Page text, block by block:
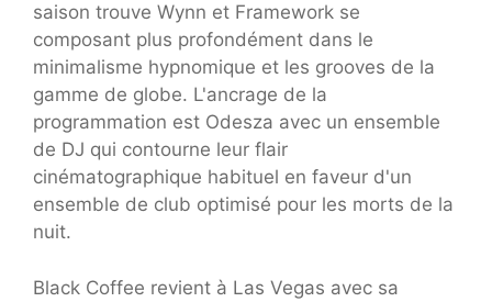
saison trouve Wynn et Framework se
composant plus profondément dans le
minimalisme hypnomique et les grooves de la
gamme de globe. L'ancrage de la
programmation est Odesza avec un ensemble
de DJ qui contourne leur flair
cinématographique habituel en faveur d'un
ensemble de club optimisé pour les morts de la
nuit.
Black Coffee revient à Las Vegas avec sa